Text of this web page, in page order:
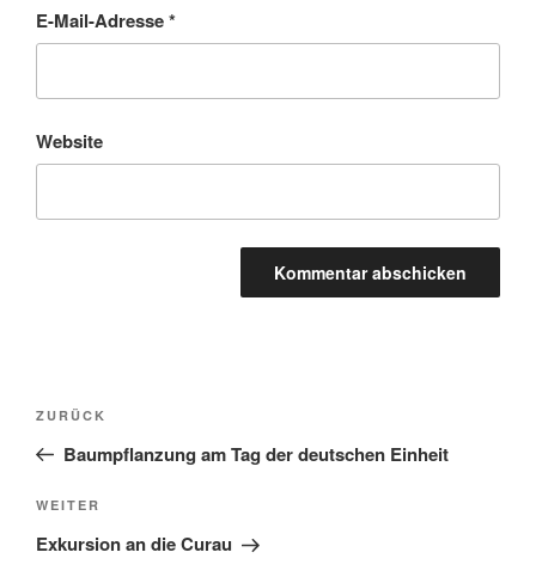
E-Mail-Adresse*
Website
Beitragsnavigation
Vorheriger
Beitrag
ZURÜCK
Baumpflanzung am Tag der deutschen Einheit
Nächster
Beitrag
WEITER
Exkursion an die Curau